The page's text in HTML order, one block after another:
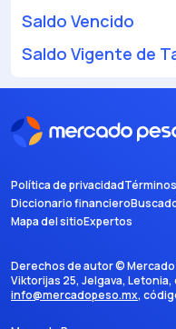
Saldo Vencido
Saldo Vigente de
Política de privacidad
Diccionario financiero
Mapa del sitioExpertos
Derechos de autor ©
Viktorijas 25, Jelgava, Letonia,
info@mercadopeso.mx,